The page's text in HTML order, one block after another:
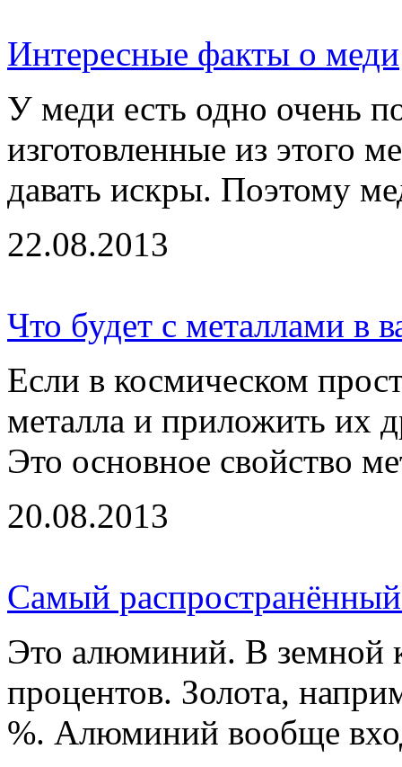
Интересные факты о меди
У меди есть одно очень
изготовленные из этого
давать искры. Поэтому
22.08.2013
Что будет с металлами в
Если в космическом
металла и приложить их
Это основное свойство
20.08.2013
Самый
Это алюминий. В земной
процентов. Золота,
%. Алюминий вообще